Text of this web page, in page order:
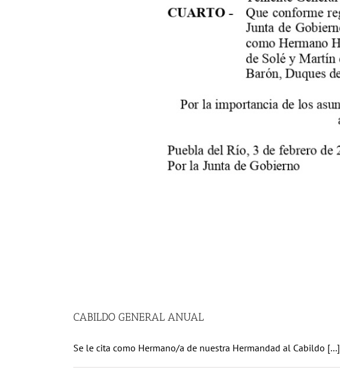
CABILDO GENERAL ANUAL
Se le cita como Hermano/a de nuestra Hermandad al Cabildo [...]